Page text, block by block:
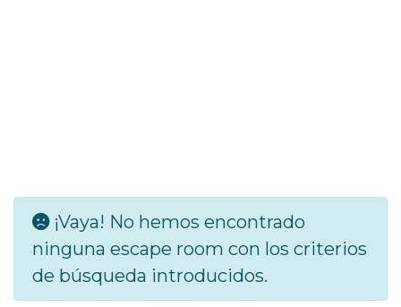
¡Vaya! No hemos encontrado
ninguna escape room con los criterios
de búsqueda introducidos.